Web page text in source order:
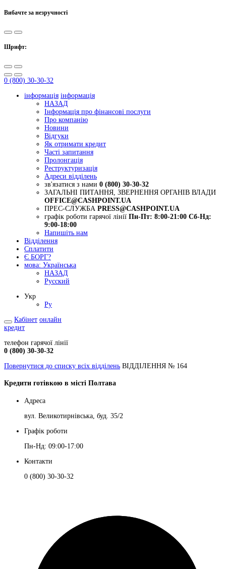
Вибачте за незручності
Шрифт:
0 (800) 30-30-32
інформація інформація
НАЗАД
Інформація про фінансові послуги
Про компанію
Новини
Відгуки
Як отримати кредит
Часті запитання
Пролонгація
Реструктуризація
Адреси відділень
зв'язатися з нами 0 (800) 30-30-32
ЗАГАЛЬНІ ПИТАННЯ, ЗВЕРНЕННЯ ОРГАНІВ ВЛАДИ
OFFICE@CASHPOINT.UA
ПРЕС-СЛУЖБА PRESS@CASHPOINT.UA
графік роботи гарячої лінії Пн-Пт: 8:00-21:00 Сб-Нд:
9:00-18:00
Напишіть нам
Відділення
Сплатити
Є БОРГ?
мова: Українська
НАЗАД
Русский
Укр
Ру
Кабінет онлайн
кредит
телефон гарячої лінії
0 (800) 30-30-32
Повернутися до списку всіх відділень ВІДДІЛЕННЯ № 164
Кредити готівкою в місті Полтава
Адреса
вул. Великотирнівська, буд. 35/2
Графік роботи
Пн-Нд: 09:00-17:00
Контакти
0 (800) 30-30-32